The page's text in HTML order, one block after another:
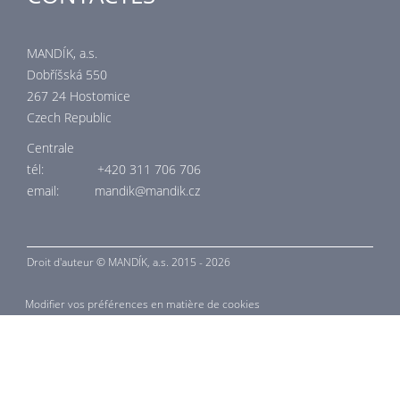
MANDÍK, a.s.
Dobříšská 550
267 24 Hostomice
Czech Republic
Centrale
tél: +420 311 706 706
email: mandik@mandik.cz
Droit d'auteur © MANDÍK, a.s. 2015 - 2026
Modifier vos préférences en matière de cookies